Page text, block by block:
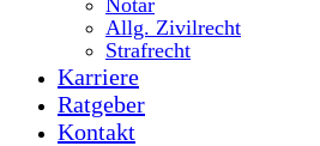
Notar
Allg. Zivilrecht
Strafrecht
Karriere
Ratgeber
Kontakt